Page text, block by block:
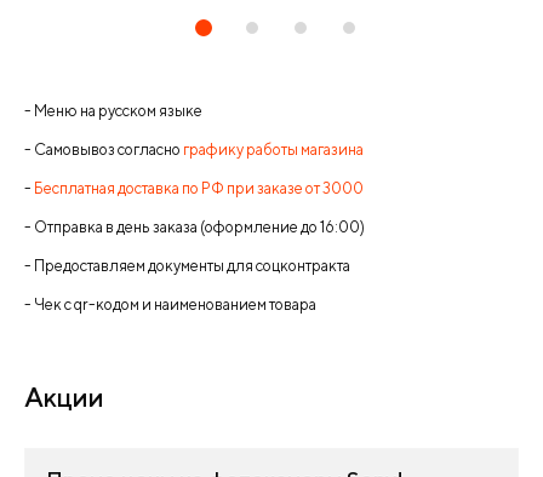
- Меню на русском языке
- Самовывоз согласно графику работы магазина
- Бесплатная доставка по РФ при заказе от 3000
- Отправка в день заказа (оформление до 16:00)
- Предоставляем документы для соцконтракта
- Чек с qr-кодом и наименованием товара
Акции